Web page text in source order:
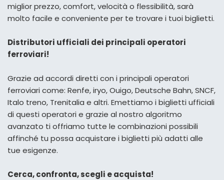
miglior prezzo, comfort, velocità o flessibilità, sarà
molto facile e conveniente per te trovare i tuoi biglietti.
Distributori ufficiali dei principali operatori
ferroviari!
Grazie ad accordi diretti con i principali operatori
ferroviari come: Renfe, iryo, Ouigo, Deutsche Bahn, SNCF,
Italo treno, Trenitalia e altri. Emettiamo i biglietti ufficiali
di questi operatori e grazie al nostro algoritmo
avanzato ti offriamo tutte le combinazioni possibili
affinché tu possa acquistare i biglietti più adatti alle
tue esigenze.
Cerca, confronta, scegli e acquista!